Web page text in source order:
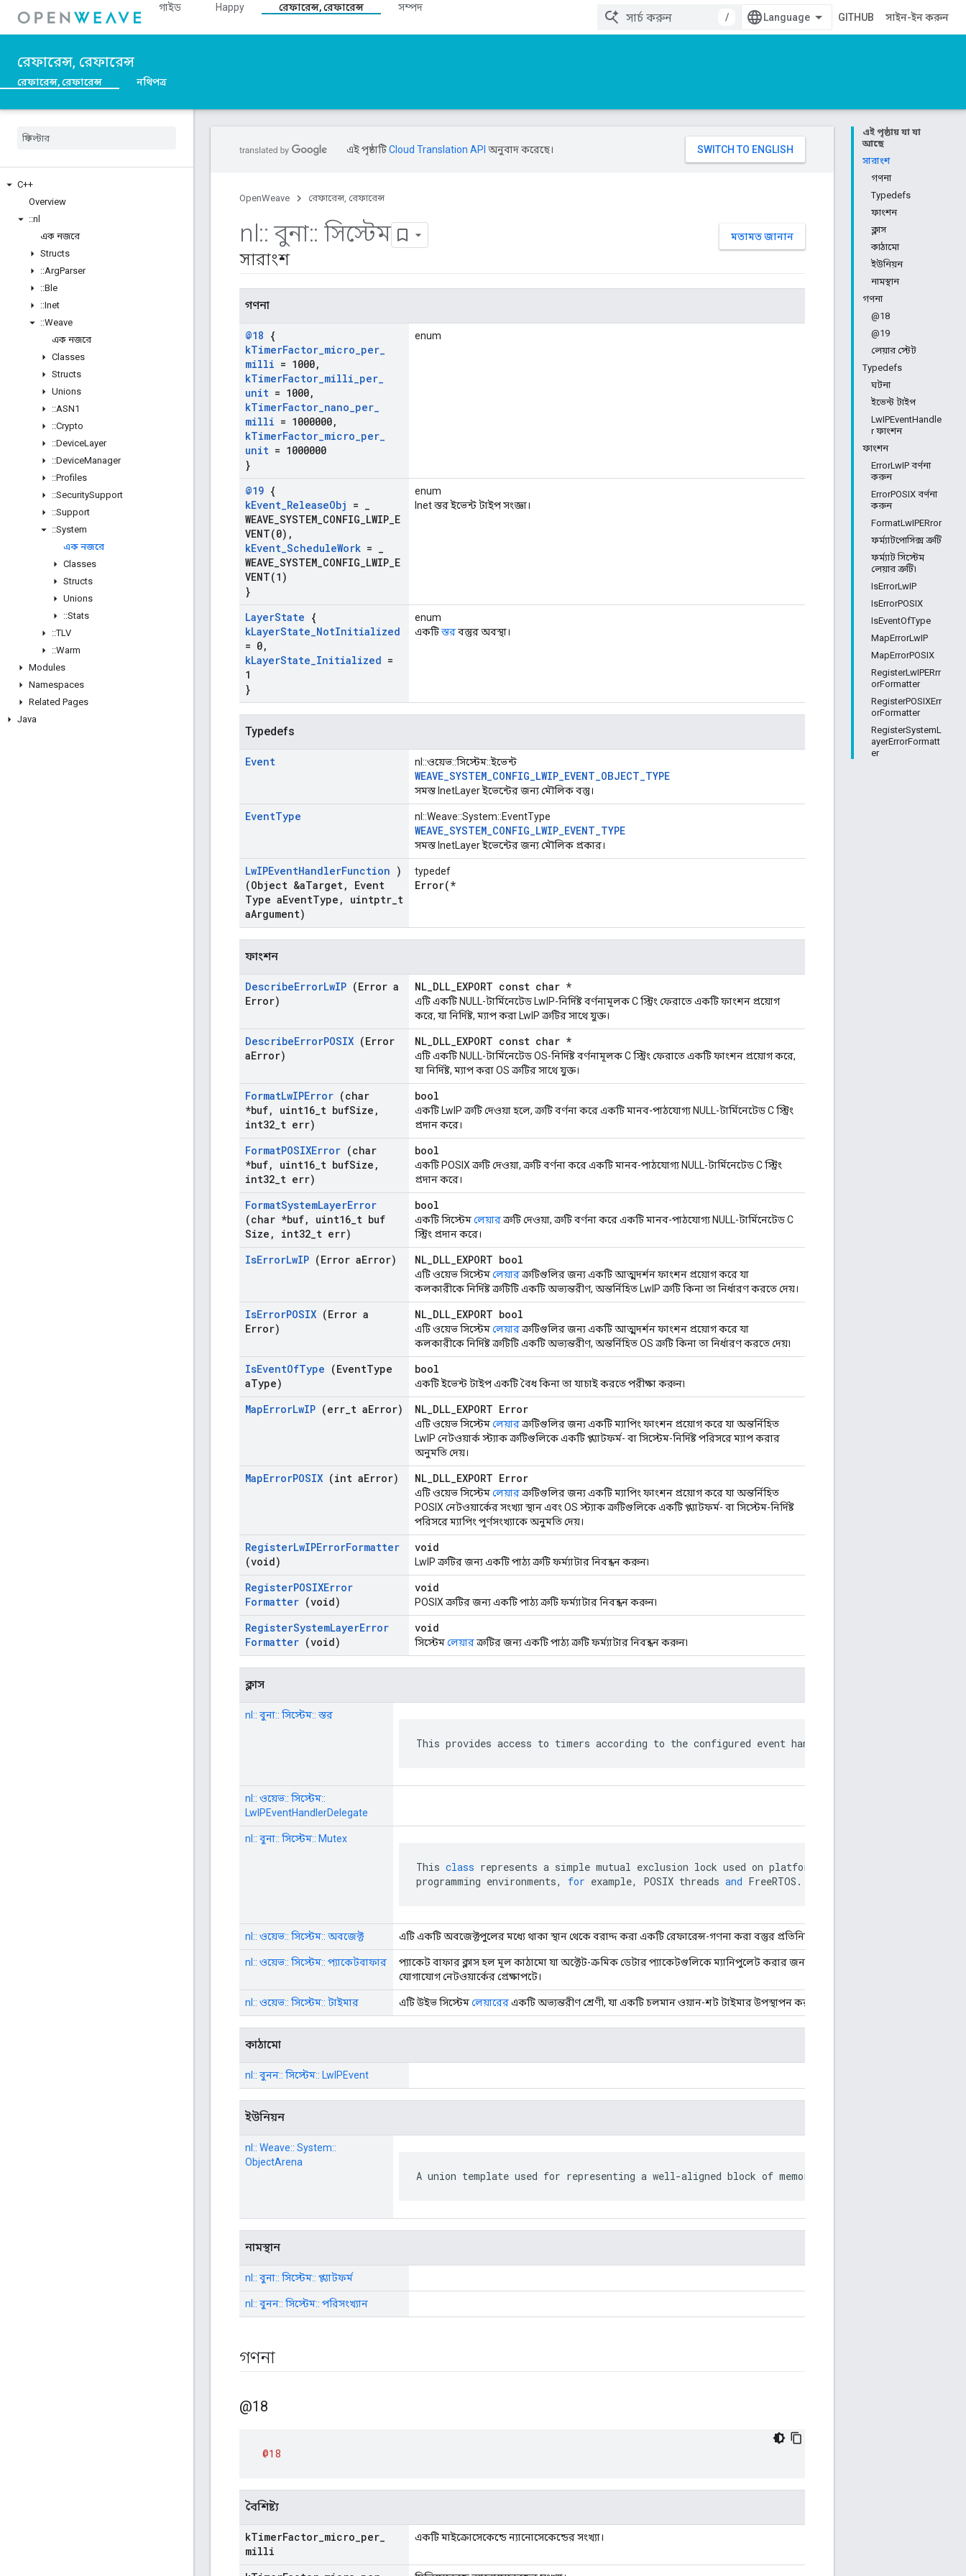
গাইড Happy রেফারেন্স, রেফারেন্স
সম্পদ
/
GITHUB সাইন-ইন করুন
রেফারেন্স, রেফারেন্স
রেফারেন্স, রেফারেন্স নথিপত্র
C++
Overview
::nl
এক নজরে
Structs
::ArgParser
::Ble
::Inet
::Weave
এক নজরে
Classes
Structs
Unions
::ASN1
::Crypto
::DeviceLayer
::DeviceManager
::Profiles
::SecuritySupport
::Support
::System
এক নজরে
Classes
Structs
Unions
::Stats
::TLV
::Warm
Modules
Namespaces
Related Pages
Java
এই পৃষ্ঠায় যা যা
আছে
সারাংশ
গণনা
Typedefs
ফাংশন
ক্লাস
কাঠামো
ইউনিয়ন
নামস্থান
গণনা
@18
@19
লেয়ার স্টেট
Typedefs
ঘটনা
ইভেন্ট টাইপ
LwIPEventHandle
r ফাংশন
ফাংশন
ErrorLwIP বর্ণনা
করুন
ErrorPOSIX বর্ণনা
করুন
FormatLwIPERror
ফর্ম্যাটপোসিক্স ত্রুটি
ফর্ম্যাট সিস্টেম
লেয়ার ত্রুটি৷
IsErrorLwIP
IsErrorPOSIX
IsEventOfType
MapErrorLwIP
MapErrorPOSIX
RegisterLwIPERrr
orFormatter
RegisterPOSIXErr
orFormatter
RegisterSystemL
ayerErrorFormatt
er
এই পৃষ্ঠাটিCloud Translation API অনুবাদ করেছে।
OpenWeave রেফারেন্স, রেফারেন্স
মতামত জানান
nl:: বুনা:: সিস্টেম
সারাংশ
গণনা
@18 {
kTimerFactor_micro_per_
milli = 1000,
kTimerFactor_milli_per_
unit = 1000,
kTimerFactor_nano_per_
milli = 1000000,
kTimerFactor_micro_per_
unit = 1000000
}
enum
@19 {
kEvent_ReleaseObj =
WEAVE_SYSTEM_CONFIG_LWIP_E
VENT(0) ,
kEvent_ScheduleWork =
WEAVE_SYSTEM_CONFIG_LWIP_E
VENT(1)
}
enum
Inet স্তর ইভেন্ট টাইপ সংজ্ঞা।
LayerState {
kLayerState_NotInitialized
= 0,
kLayerState_Initialized =
1
}
enum
একটিস্তরবস্তুর অবস্থা।
Typedefs
Event nl::ওয়েভ::সিস্টেম::ইভেন্ট
WEAVE_SYSTEM_CONFIG_LWIP_EVENT_OBJECT_TYPE
সমস্ত InetLayer ইভেন্টের জন্য মৌলিক বস্তু।
EventType nl::Weave::System::EventType
WEAVE_SYSTEM_CONFIG_LWIP_EVENT_TYPE
সমস্ত InetLayer ইভেন্টের জন্য মৌলিক প্রকার।
LwIPEventHandlerFunction )
(Object &aTarget,
Event
Type aEventType , uintptr t
aArgument)
typedef
Error(*
ফাংশন
DescribeErrorLwIP (Error a
Error)
NL_DLL_EXPORT const char *
এটি একটি NULL-টার্মিনেটেড LwIP-নির্দিষ্ট বর্ণনামূলক C স্ট্রিং ফেরাতে একটি ফাংশন প্রয়োগ
করে, যা নির্দিষ্ট, ম্যাপ করা LwIP ত্রুটির সাথে যুক্ত।
DescribeErrorPOSIX (Error
aError)
NL_DLL_EXPORT const char *
এটি একটি NULL-টার্মিনেটেড OS-নির্দিষ্ট বর্ণনামূলক C স্ট্রিং ফেরাতে একটি ফাংশন প্রয়োগ করে,
যা নির্দিষ্ট, ম্যাপ করা OS ত্রুটির সাথে যুক্ত।
FormatLwIPError (char
*buf, uint16 t bufSize ,
int32 t err)
bool
একটি LwIP ত্রুটি দেওয়া হলে, ত্রুটি বর্ণনা করে একটি মানব-পাঠযোগ্য NULL-টার্মিনেটেড C স্ট্রিং
প্রদান করে।
FormatPOSIXError (char
*buf, uint16 t bufSize ,
int32 t err)
bool
একটি POSIX ত্রুটি দেওয়া, ত্রুটি বর্ণনা করে একটি মানব-পাঠযোগ্য NULL-টার্মিনেটেড C স্ট্রিং
প্রদান করে।
FormatSystemLayerError
(char *buf, uint16 t buf
Size , int32 t err)
bool
একটি সিস্টেমলেয়ারত্রুটি দেওয়া, ত্রুটি বর্ণনা করে একটি মানব-পাঠযোগ্য NULL-টার্মিনেটেড C
স্ট্রিং প্রদান করে।
IsErrorLwIP (Error aError) NL_DLL_EXPORT bool
এটি ওয়েভ সিস্টেমলেয়ারত্রুটিগুলির জন্য একটি আত্মদর্শন ফাংশন প্রয়োগ করে যা
কলকারীকে নির্দিষ্ট ত্রুটিটি একটি অভ্যন্তরীণ, অন্তর্নিহিত LwIP ত্রুটি কিনা তা নির্ধারণ করতে দেয়।
IsErrorPOSIX (Error a
Error)
NL_DLL_EXPORT bool
এটি ওয়েভ সিস্টেমলেয়ারত্রুটিগুলির জন্য একটি আত্মদর্শন ফাংশন প্রয়োগ করে যা
কলকারীকে নির্দিষ্ট ত্রুটিটি একটি অভ্যন্তরীণ, অন্তর্নিহিত OS ত্রুটি কিনা তা নির্ধারণ করতে দেয়৷
IsEventOfType (EventType
aType)
bool
একটি ইভেন্ট টাইপ একটি বৈধ কিনা তা যাচাই করতে পরীক্ষা করুন৷
MapErrorLwIP (err t aError) NL_DLL_EXPORT Error
এটি ওয়েভ সিস্টেমলেয়ারত্রুটিগুলির জন্য একটি ম্যাপিং ফাংশন প্রয়োগ করে যা অন্তর্নিহিত
LwIP নেটওয়ার্ক স্ট্যাক ত্রুটিগুলিকে একটি প্ল্যাটফর্ম- বা সিস্টেম-নির্দিষ্ট পরিসরে ম্যাপ করার
অনুমতি দেয়।
MapErrorPOSIX (int aError) NL_DLL_EXPORT Error
এটি ওয়েভ সিস্টেমলেয়ারত্রুটিগুলির জন্য একটি ম্যাপিং ফাংশন প্রয়োগ করে যা অন্তর্নিহিত
POSIX নেটওয়ার্কের সংখ্যা স্থান এবং OS স্ট্যাক ত্রুটিগুলিকে একটি প্ল্যাটফর্ম- বা সিস্টেম-নির্দিষ্ট
পরিসরে ম্যাপিং পূর্ণসংখ্যাকে অনুমতি দেয়।
RegisterLwIPErrorFormatter
(void)
void
LwIP ত্রুটির জন্য একটি পাঠ্য ত্রুটি ফর্ম্যাটার নিবন্ধন করুন৷
RegisterPOSIXError
Formatter (void)
void
POSIX ত্রুটির জন্য একটি পাঠ্য ত্রুটি ফর্ম্যাটার নিবন্ধন করুন৷
RegisterSystemLayerError
Formatter (void)
void
সিস্টেমলেয়ারত্রুটির জন্য একটি পাঠ্য ত্রুটি ফর্ম্যাটার নিবন্ধন করুন৷
ক্লাস
nl:: বুনা:: সিস্টেম:: স্তর
This provides access to timers according to the configured event handling model.
nl:: ওয়েভ:: সিস্টেম::
LwIPEventHandlerDelegate
nl:: বুনা:: সিস্টেম:: Mutex
This class represents a simple mutual exclusion lock used on platforms
programming environments, for example, POSIX threads and FreeRTOS .
nl:: ওয়েভ:: সিস্টেম:: অবজেক্ট এটি একটি অবজেক্টপুলের মধ্যে থাকা স্থান থেকে বরাদ্দ করা একটি রেফারেন্স-গণনা করা বস্তুর প্রতিনিধিত্ব করে
nl:: ওয়েভ:: সিস্টেম:: প্যাকেটবাফার
প্যাকেট বাফার ক্লাস হল মূল কাঠামো যা অক্টেট-ক্রমিক ডেটার প্যাকেটগুলিকে ম্যানিপুলেট করার জন্য ব্যবহৃত হয়, সাধারণত ব্লুটুথ বা
যোগাযোগ নেটওয়ার্কের প্রেক্ষাপটে।
nl:: ওয়েভ:: সিস্টেম:: টাইমার এটি উইভ সিস্টেমলেয়ারেরএকটি অভ্যন্তরীণ শ্রেণী, যা একটি চলমান ওয়ান-শট টাইমার উপস্থাপন করতে ব্যবহৃত হয়।
কাঠামো
nl:: বুনন:: সিস্টেম:: LwIPEvent
ইউনিয়ন
nl:: Weave:: System::
ObjectArena
A union template used for representing a well-aligned block of memory.
নামস্থান
nl:: বুনা:: সিস্টেম:: প্ল্যাটফর্ম
nl:: বুনন:: সিস্টেম:: পরিসংখ্যান
গণনা
@18
@18
বৈশিষ্ট্য
kTimerFactor micro per
milli
একটি মাইক্রোসেকেন্ডে ন্যানোসেকেন্ডের সংখ্যা।